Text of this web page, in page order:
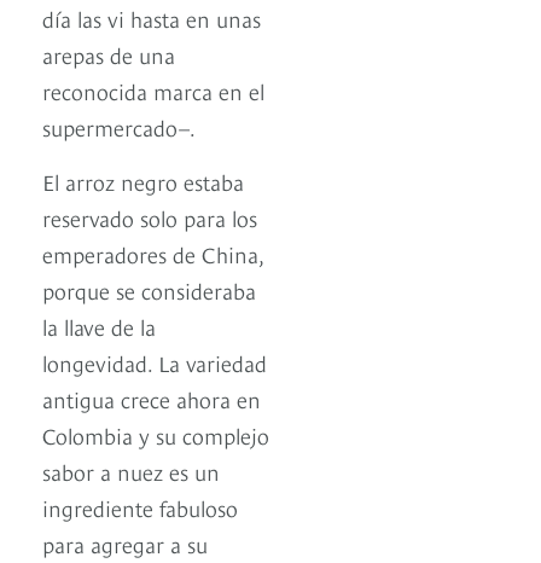
día las vi hasta en unas
arepas de una
reconocida marca en el
supermercado–.
El arroz negro estaba
reservado solo para los
emperadores de China,
porque se consideraba
la llave de la
longevidad. La variedad
antigua crece ahora en
Colombia y su complejo
sabor a nuez es un
ingrediente fabuloso
para agregar a su